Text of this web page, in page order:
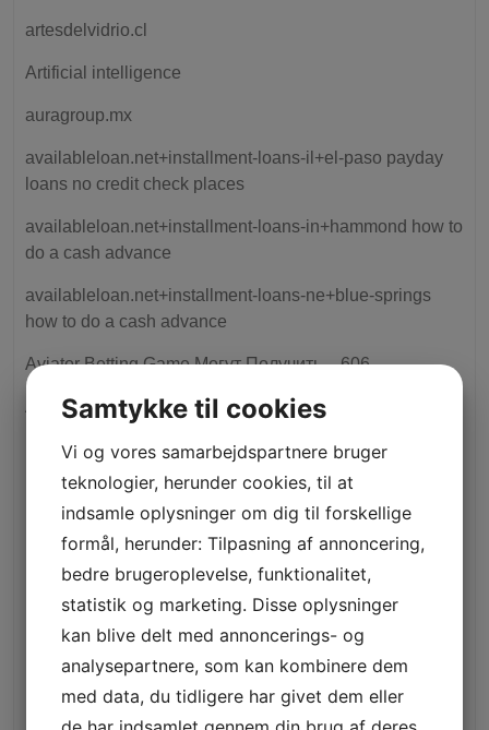
artesdelvidrio.cl
Artificial intelligence
auragroup.mx
availableloan.net+installment-loans-il+el-paso payday
loans no credit check places
availableloan.net+installment-loans-in+hammond how to
do a cash advance
availableloan.net+installment-loans-ne+blue-springs
how to do a cash advance
Aviator Betting Game Могут Получить – 606
Aviator Game Rules Риск Потери – 71
Banda
Bankobet
Basaribet
bendicon.com
Best fitness apps 2026
Best Nfl Bets Apps October 2024 – 803
betwest, pl, casino,1
Samtykke til cookies
Vi og vores samarbejdspartnere bruger
teknologier, herunder cookies, til at
indsamle oplysninger om dig til forskellige
formål, herunder: Tilpasning af annoncering,
bedre brugeroplevelse, funktionalitet,
statistik og marketing. Disse oplysninger
kan blive delt med annoncerings- og
analysepartnere, som kan kombinere dem
med data, du tidligere har givet dem eller